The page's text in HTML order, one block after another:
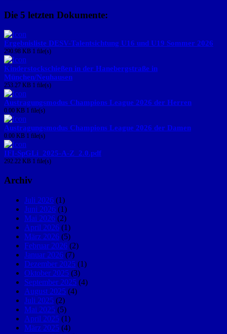
Die 5 letzten Dokumente:
Ergebnisliste DESV-Talentsichtung U16 und U19 Sommer 2026
290.98 KB 1 file(s)
Kinderstockschießen in der Hanebergstraße in
München/Neuhausen
253.27 KB 1 file(s)
Austragungsmodus Champions League 2026 der Herren
0.00 KB 1 file(s)
Austragungsmodus Champions League 2026 der Damen
0.00 KB 1 file(s)
IFI-SpGLi_2025-A-Z_2.0.pdf
292.22 KB 1 file(s)
Archiv
Juli 2026 (1)
Juni 2026 (1)
Mai 2026 (2)
April 2026 (1)
März 2026 (5)
Februar 2026 (2)
Januar 2026 (7)
Dezember 2025 (1)
Oktober 2025 (3)
September 2025 (4)
August 2025 (4)
Juli 2025 (2)
Mai 2025 (5)
April 2025 (1)
März 2025 (4)